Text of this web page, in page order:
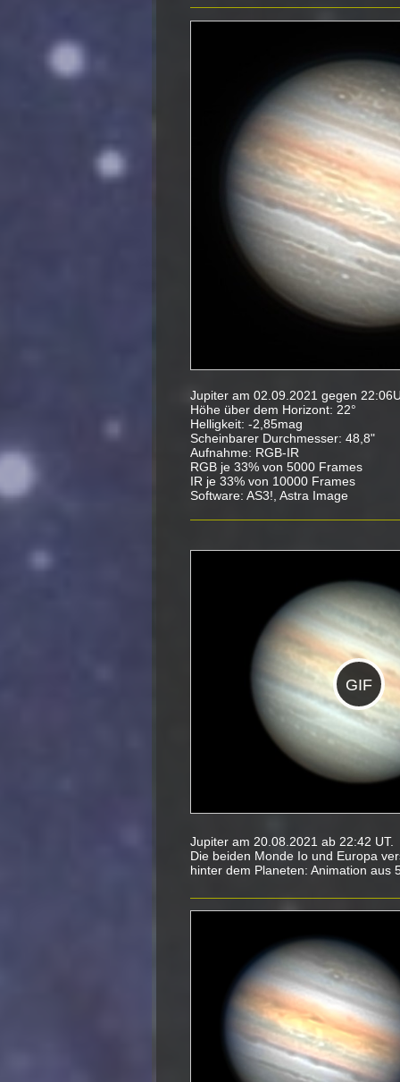
Jupiter am 02.09.2021 gegen
Höhe über dem Horizont: 22°
Helligkeit: -2,85mag
Scheinbarer Durchmesser: 48,8"
Aufnahme: RGB-IR
RGB je 33% von 5000 Frames
IR je 33% von 10000 Frames
Software: AS3!, Astra Image
GIF
Jupiter am 20.08.2021 ab 22:42 UT.
Die beiden Monde Io und Europa
hinter dem Planeten: Animation aus